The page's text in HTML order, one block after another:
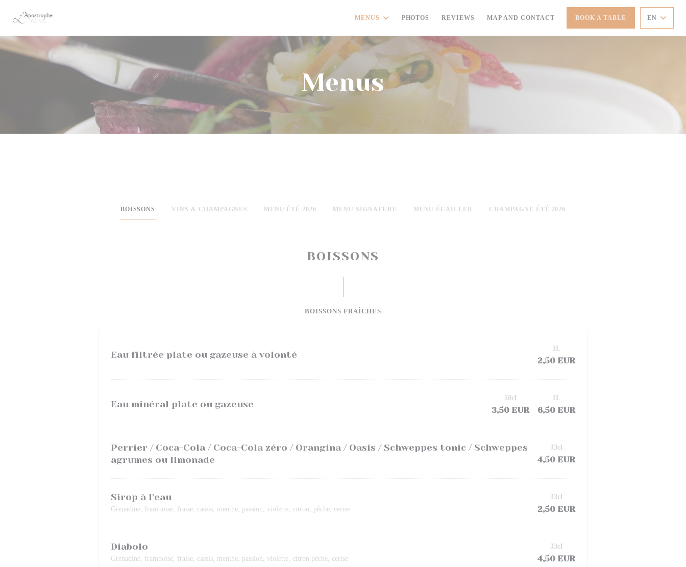
MENUS PHOTOS REVIEWS MAP AND CONTACT BOOK A TABLE EN
Menus
BOISSONS VINS & CHAMPAGNES MENU ÉTÉ 2026 MENU SIGNATURE MENU ÉCAILLER CHAMPAGNE ÉTÉ 2026
BOISSONS
BOISSONS FRAÎCHES
Eau filtrée plate ou gazeuse à volonté
2,50 EUR
1L
Eau minéral plate ou gazeuse
3,50 EUR
50cl
6,50 EUR
1L
Perrier / Coca-Cola / Coca-Cola zéro / Orangina / Oasis / Schweppes tonic / Schweppes
agrumes ou limonade
4,50 EUR
33cl
Sirop à l'eau
Grenadine, framboise, fraise, cassis, menthe, passion, violette, citron, pêche, cerise 2,50 EUR
33cl
Diabolo
Grenadine, framboise, fraise, cassis, menthe, passion, violette, citron pêche, cerise 4,50 EUR
33cl